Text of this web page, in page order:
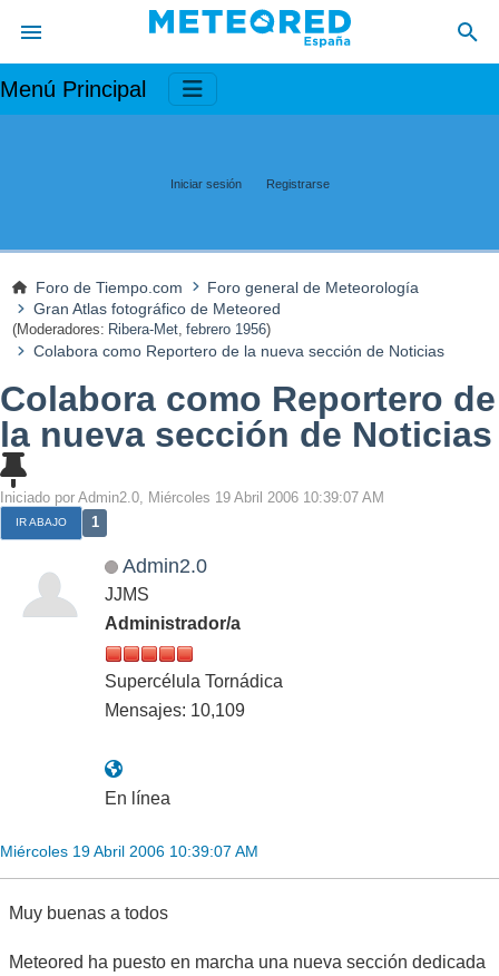
Menú Principal
Iniciar sesión Registrarse
Foro de Tiempo.com
Foro general de Meteorología
Gran Atlas fotográfico de Meteored
(Moderadores: Ribera-Met, febrero 1956)
Colabora como Reportero de la nueva sección de Noticias
Colabora como Reportero de
la nueva sección de Noticias
Iniciado por Admin2.0, Miércoles 19 Abril 2006 10:39:07 AM
IR ABAJO 1
Admin2.0
JJMS
Administrador/a
Supercélula Tornádica
Mensajes: 10,109
En línea
Miércoles 19 Abril 2006 10:39:07 AM
Muy buenas a todos
Meteored ha puesto en marcha una nueva sección dedicada